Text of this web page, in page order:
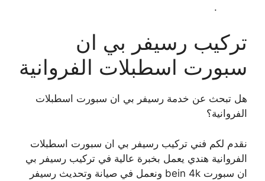
.
تركيب رسيفر بي ان
سبورت اسطبلات الفروانية
هل تبحث عن خدمة رسيفر بي ان سبورت اسطبلات
الفروانية؟
نقدم لكم فني تركيب رسيفر بي ان سبورت اسطبلات
الفروانية هندي يعمل بخبرة عالية في تركيب رسيفر بي
ان سبورت bein 4k ونعمل في صيانة وتحديث رسيفر